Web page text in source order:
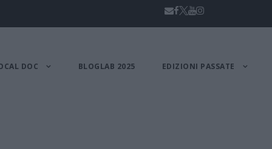
DOC BLOGLAB 2025 EDIZIONI PASSATE